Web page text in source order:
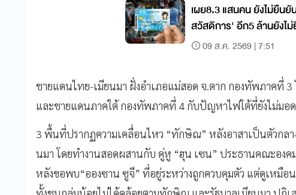
เผย8.3 แสนคน ยังไม่ยืน
สวัสดิการ' อีก5 ล้านยังไ
09 ส.ค. 2569 | 7:51
ชายแดนไทย-เมียนมา ฝั่งอำเภอแม่สอด จ.ตาก กองทัพภาคที่ 3
และชายแดนภาคใต้ กองทัพภาคที่ 4 กับปัญหาไฟใต้ที่ยังไม่มอด
3 พื้นที่ปรากฏความเคลื่อนไหว “ทักษิณ” หลังอาสาเป็นตัวกลา
นมา โดยทำงานสอดผสานกับ คู่หู “ฮุน เซน” ประธานคณะอง
หลังขอพบ“อองซาน ซูจี” ที่อยู่ระหว่างถูกควบคุมตัว แต่ดูเหมือ